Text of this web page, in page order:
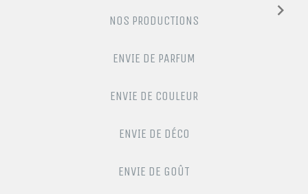
NOS PRODUCTIONS
ENVIE DE PARFUM
ENVIE DE COULEUR
ENVIE DE DÉCO
ENVIE DE GOÛT